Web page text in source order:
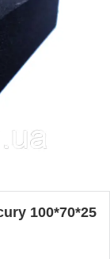
100*70*25